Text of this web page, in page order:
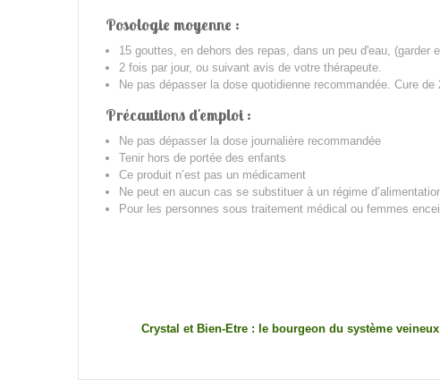
Posologie moyenne :
15 gouttes, en dehors des repas, dans un peu d'eau, (garder
2 fois par jour, ou suivant avis de votre thérapeute.
Ne pas dépasser la dose quotidienne recommandée. Cure de
Précautions d'emploi :
Ne pas dépasser la dose journalière recommandée
Tenir hors de portée des enfants
Ce produit n’est pas un médicament
Ne peut en aucun cas se substituer à un régime
Pour les personnes sous traitement médical ou femmes
Crystal et Bien-Etre : le bourgeon du système veineux